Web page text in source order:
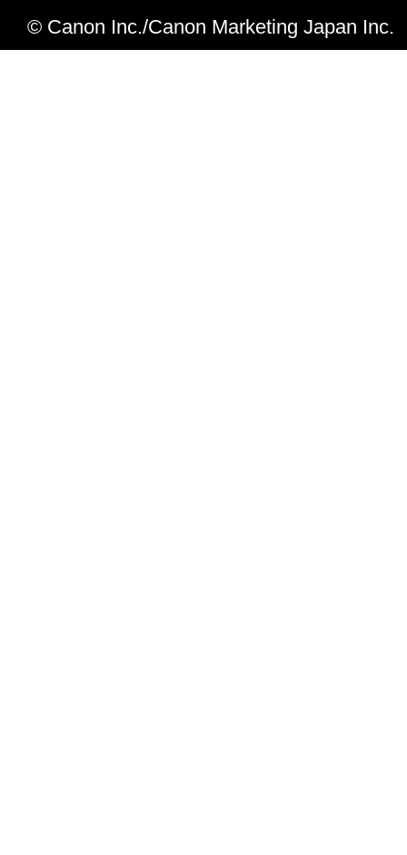
© Canon Inc./Canon Marketing Japan Inc.